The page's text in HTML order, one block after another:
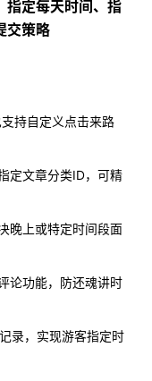
指定每天时间、指
交策略
持自定义点击来路
定文章分类ID，可精
晚上或特定时间段面
论功能，防还魂讲时
录，实现游客指定时